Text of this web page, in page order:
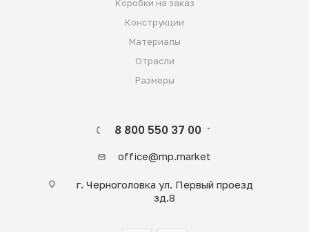
Коробки на заказ
Конструкции
Материалы
Отрасли
Размеры
8 800 550 37 00
office@mp.market
г. Черноголовка ул. Первый проезд
зд.8